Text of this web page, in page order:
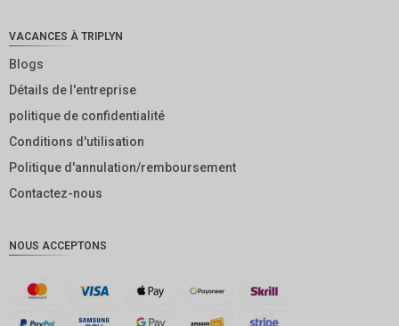
GBP
AUD
KRW
VACANCES À TRIPLYN
Blogs
Détails de l'entreprise
politique de confidentialité
Conditions d'utilisation
Politique d'annulation/remboursement
Contactez-nous
NOUS ACCEPTONS